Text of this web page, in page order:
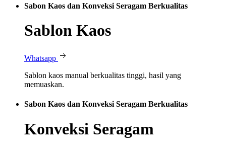
Sabon Kaos dan Konveksi Seragam Berkualitas
Sablon Kaos
Whatsapp
Sablon kaos manual berkualitas tinggi, hasil yang
memuaskan.
Sabon Kaos dan Konveksi Seragam Berkualitas
Konveksi Seragam